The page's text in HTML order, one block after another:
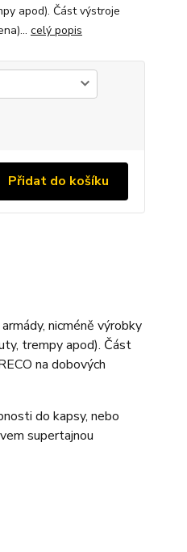
apod). Část výstroje
celý popis
Přidat do košíku
nicméně výrobky
trempy apod). Část
na dobových
do kapsy, nebo
supertajnou